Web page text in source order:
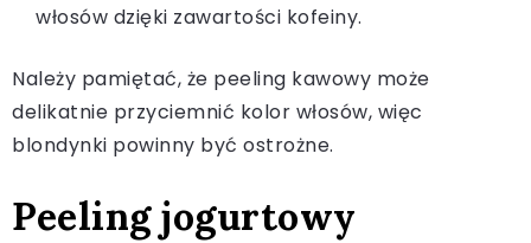
włosów dzięki zawartości kofeiny.
Należy pamiętać, że peeling kawowy może
delikatnie przyciemnić kolor włosów, więc
blondynki powinny być ostrożne.
Peeling jogurtowy